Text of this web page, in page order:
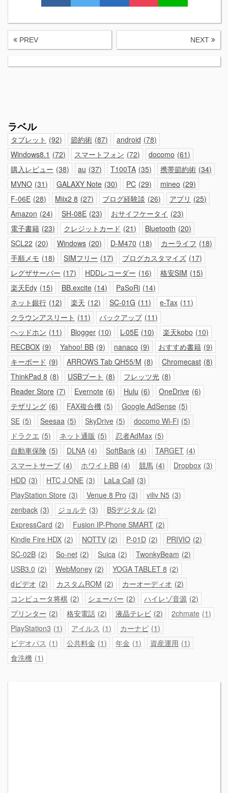
PREV NEXT
ラベル
タブレット 92 節約術 87 android 78
Windows8.1
72 スマートフォン 72 docomo 61
購入レビュー 38 au 37 T100TA 35 携帯節約術 34
MVNO 31 GALAXY Note 30 PC 29 mineo 29
F-06E 28 Miix2 8 27 ブログ経験談 26 アプリ
25
Amazon 24 SH-08E 23 おサイフケータイ 23
電子書籍 23 クレジットカード 21 Bluetooth 20
SCL22 20 Windows 20 D-M470 18 カーライフ
18
手順メモ 18 SIMフリー 17 ブログカスタマイズ 17
レグザサーバー 17 HDDレコーダー 16 格安SIM 15
楽天Edy 15 BB.excite 14 PaSoRi 14
ネット銀行 12 楽天 12 SC-01G 11 e-Tax 11
クラウンアスリート
11 バックアップ 11
ヘッドホン 11 Blogger 10 L-05E 10 楽天kobo 10
RECBOX 9 Yahoo! BB 9 nanaco 9 おすすめ書籍 9
キーボード 9 ARROWS Tab QH55/M 8 Chromecast 8
ThinkPad 8 8 USBブート 8 フレッツ光 8
Reader Store 7 Evernote 6 Hulu 6 OneDrive 6
テザリング 6 FAX複合機 5 Google AdSense 5
SE 5 Seesaa 5 SkyDrive 5 docomo Wi-Fi 5
ドラクエ 5 ネット通販 5 忍者AdMax 5
自動車保険 5 DLNA 4 SoftBank 4 TARGET 4
スマートサーブ 4 ホワイトBB 4 競馬 4 Dropbox 3
HDD 3 HTC J ONE 3 LaLa Call 3
PlayStation Store 3 Venue 8 Pro 3 viliv N5 3
zenback 3 ジョルテ 3 BSデジタル 2
ExpressCard 2 Fusion IP-Phone SMART 2
Kindle Fire HDX 2 NOTTV 2 P-01D 2 PRIVIO 2
SC-02B 2 So-net 2 Suica 2 TwonkyBeam 2
USB3.0 2 WebMoney 2 YOGA TABLET 8 2
dビデオ 2 カスタムROM 2 カーオーディオ 2
コンピュータ将棋 2 シェーバー 2 ハイレゾ音源 2
プリンター 2 格安電話 2 液晶テレビ 2 2chmate 1
PlayStation3 1 アイルス 1 カーナビ 1
ビデオパス
1 公共料金 1 年金 1 資産運用 1
食洗機 1